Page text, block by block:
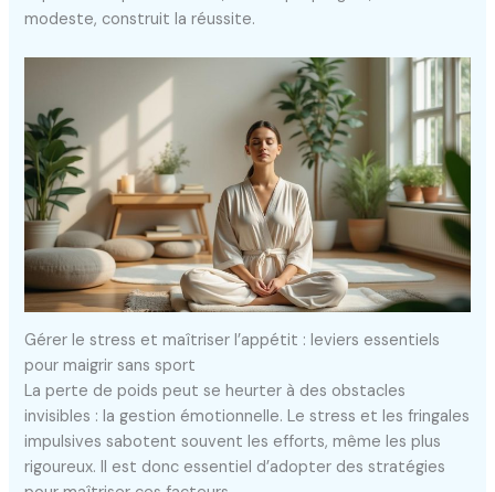
modeste, construit la réussite.
Gérer le stress et maîtriser l’appétit : leviers essentiels
pour maigrir sans sport
La perte de poids peut se heurter à des obstacles
invisibles : la gestion émotionnelle. Le stress et les fringales
impulsives sabotent souvent les efforts, même les plus
rigoureux. Il est donc essentiel d’adopter des stratégies